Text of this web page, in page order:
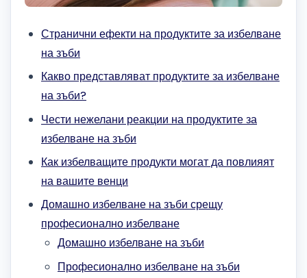
Странични ефекти на продуктите за избелване
на зъби
Какво представляват продуктите за избелване
на зъби?
Чести нежелани реакции на продуктите за
избелване на зъби
Как избелващите продукти могат да повлияят
на вашите венци
Домашно избелване на зъби срещу
професионално избелване
Домашно избелване на зъби
Професионално избелване на зъби